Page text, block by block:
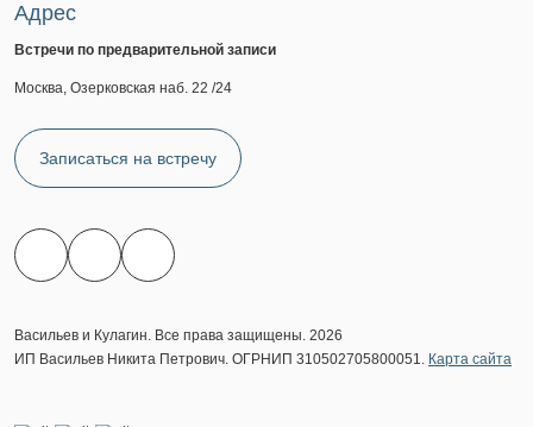
Адрес
Встречи по предварительной записи
Москва, Озерковская наб. 22 /24
Записаться на встречу
Васильев и Кулагин. Все права защищены. 2026
ИП Васильев Никита Петрович. ОГРНИП 310502705800051. Карта сайта